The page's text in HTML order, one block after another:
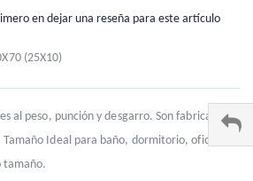
en dejar una reseña para este artículo
(25X10)
al peso, punción y desgarro. Son fabricadas
Ideal para baño, dormitorio, oficina y
tamaño.